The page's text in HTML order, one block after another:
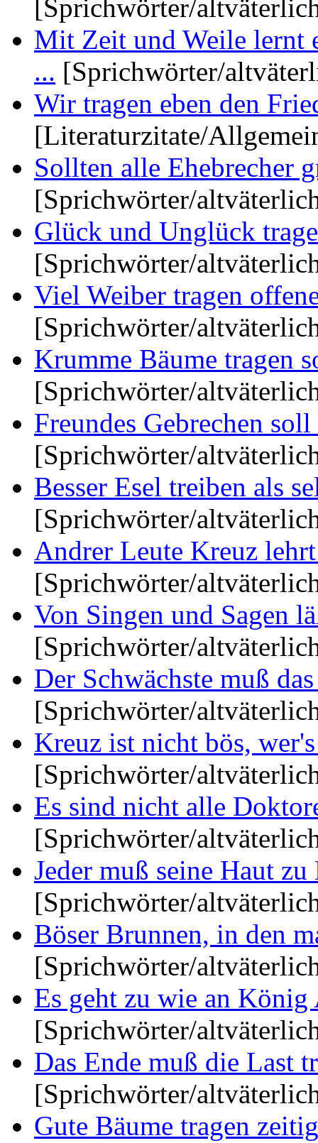
[Sprichwörter/
Mit Zeit und Weile lernt
... [Sprichwörter/
Wir tragen eben den
[Literaturzitate/
Sollten alle Ehebrecher
[Sprichwörter/
Glück und Unglück
[Sprichwörter/
Viel Weiber tragen
[Sprichwörter/
Krumme Bäume tragen
[Sprichwörter/
Freundes Gebrechen
[Sprichwörter/
Besser Esel treiben als
[Sprichwörter/
Andrer Leute Kreuz
[Sprichwörter/
Von Singen und Sagen
[Sprichwörter/
Der Schwächste muß
[Sprichwörter/
Kreuz ist nicht bös,
[Sprichwörter/
Es sind nicht alle
[Sprichwörter/
Jeder muß seine Haut
[Sprichwörter/
Böser Brunnen, in den
[Sprichwörter/
Es geht zu wie an
[Sprichwörter/
Das Ende muß die Last
[Sprichwörter/
Gute Bäume tragen